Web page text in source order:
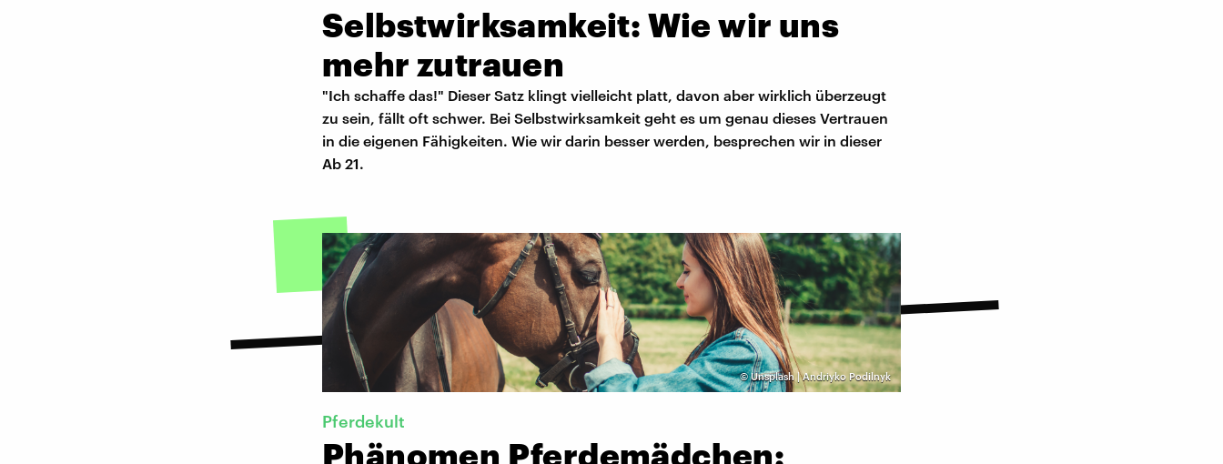
Selbstwirksamkeit: Wie wir uns
mehr zutrauen
"Ich schaffe das!" Dieser Satz klingt vielleicht platt, davon aber wirklich überzeugt
zu sein, fällt oft schwer. Bei Selbstwirksamkeit geht es um genau dieses Vertrauen
in die eigenen Fähigkeiten. Wie wir darin besser werden, besprechen wir in dieser
Ab 21.
©Unsplash | Andriyko Podilnyk
Pferdekult
Phänomen Pferdemädchen: